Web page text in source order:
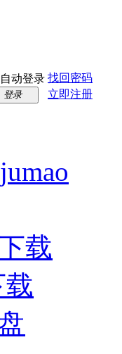
自动登录 找回密码
登录 立即注册
载